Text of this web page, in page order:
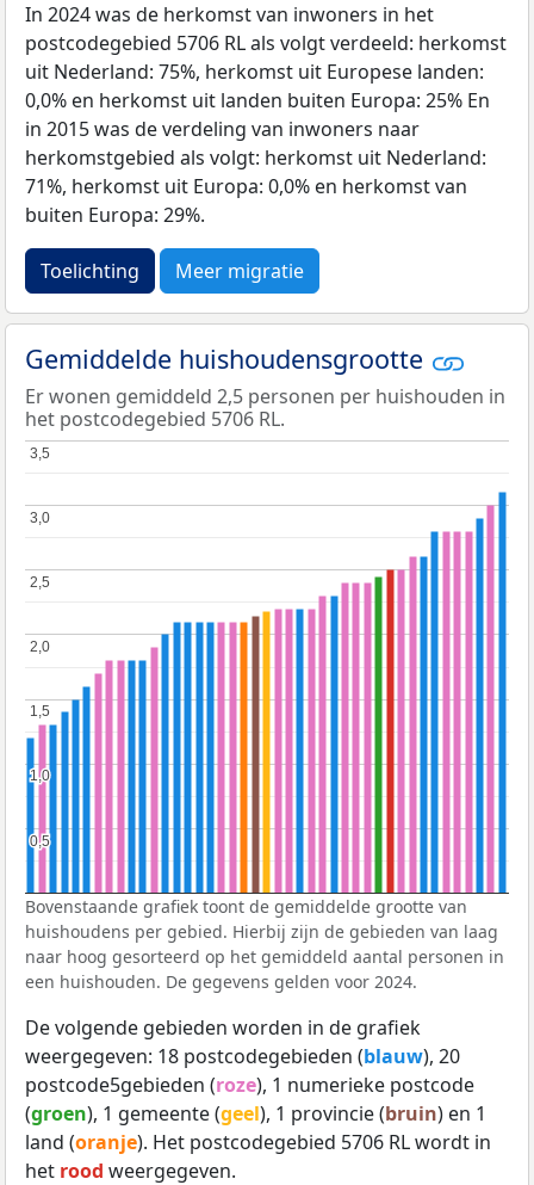
In 2024 was de herkomst van inwoners in het
postcodegebied 5706 RL als volgt verdeeld: herkomst
uit Nederland: 75%, herkomst uit Europese landen:
0,0% en herkomst uit landen buiten Europa: 25% En
in 2015 was de verdeling van inwoners naar
herkomstgebied als volgt: herkomst uit Nederland:
71%, herkomst uit Europa: 0,0% en herkomst van
buiten Europa: 29%.
Toelichting Meer migratie
Gemiddelde huishoudensgrootte
Er wonen gemiddeld 2,5 personen per huishouden in
het postcodegebied 5706 RL.
0,5
0,5
1,0
1,0
1,5
1,5
2,0
2,0
2,5
2,5
3,0
3,0
3,5
3,5
Bovenstaande grafiek toont de gemiddelde grootte van
huishoudens per gebied. Hierbij zijn de gebieden van laag
naar hoog gesorteerd op het gemiddeld aantal personen in
een huishouden. De gegevens gelden voor 2024.
De volgende gebieden worden in de grafiek
weergegeven: 18 postcodegebieden (blauw), 20
postcode5gebieden (roze), 1 numerieke postcode
(groen), 1 gemeente (geel), 1 provincie (bruin) en 1
land (oranje). Het postcodegebied 5706 RL wordt in
het rood weergegeven.